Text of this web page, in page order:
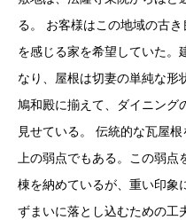
る。 お客様はこの地域の古
を感じる家を希望していた。
なり、屋根は切妻の単純な形
鳩和殿に揃えて、ダイニング
⾒せている。 伝統的な⽡屋
上の弱点でもある。この弱点
棟を納めているが、重い印象
ずまいに落とし込むための⼯